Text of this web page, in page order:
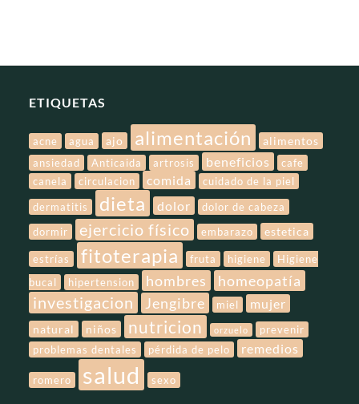
ETIQUETAS
acne agua ajo alimentación alimentos
ansiedad Anticaida artrosis beneficios
cafe
canela
circulacion comida
cuidado de la piel
dermatitis
dieta dolor
dolor de cabeza
dormir
ejercicio físico embarazo estetica
estrías fitoterapia fruta higiene
Higiene
bucal
hipertension hombres homeopatía
investigacion Jengibre miel mujer
natural niños nutricion orzuelo
prevenir
problemas dentales
pérdida de pelo remedios
romero salud sexo